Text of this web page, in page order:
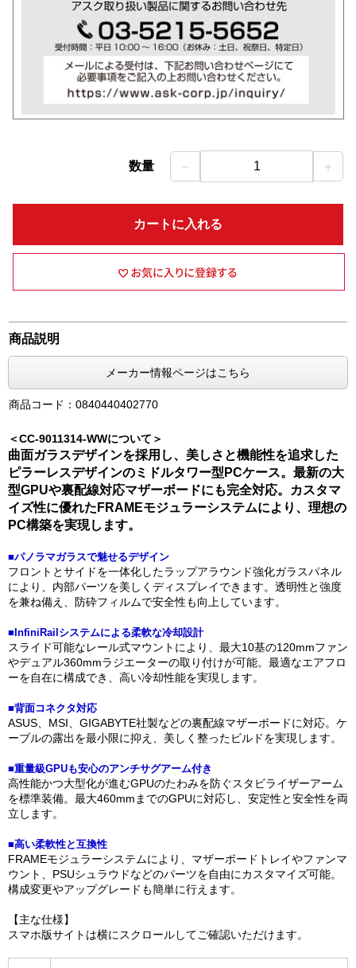
数量 － 1 ＋
カートに入れる
商品説明
メーカー情報ページはこちら
商品コード：0840440402770
＜CC-9011314-WWについて＞
曲面ガラスデザインを採用し、美しさと機能性を追求した
ピラーレスデザインのミドルタワー型PCケース。最新の大
型GPUや裏配線対応マザーボードにも完全対応。カスタマ
イズ性に優れたFRAMEモジュラーシステムにより、理想の
PC構築を実現します。
■パノラマガラスで魅せるデザイン
フロントとサイドを一体化したラップアラウンド強化ガラスパネル
により、内部パーツを美しくディスプレイできます。透明性と強度
を兼ね備え、防砕フィルムで安全性も向上しています。
■InfiniRailシステムによる柔軟な冷却設計
スライド可能なレール式マウントにより、最大10基の120mmファン
やデュアル360mmラジエーターの取り付けが可能。最適なエアフロ
ーを自在に構成でき、高い冷却性能を実現します。
■背面コネクタ対応
ASUS、MSI、GIGABYTE社製などの裏配線マザーボードに対応。ケ
ーブルの露出を最小限に抑え、美しく整ったビルドを実現します。
■重量級GPUも安心のアンチサグアーム付き
高性能かつ大型化が進むGPUのたわみを防ぐスタビライザーアーム
を標準装備。最大460mmまでのGPUに対応し、安定性と安全性を両
立します。
■高い柔軟性と互換性
FRAMEモジュラーシステムにより、マザーボードトレイやファンマ
ウント、PSUシュラウドなどのパーツを自由にカスタマイズ可能。
構成変更やアップグレードも簡単に行えます。
【主な仕様】
スマホ版サイトは横にスクロールしてご確認いただけます。